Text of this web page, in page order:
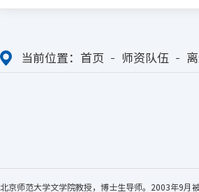
当前位置： 首页 师资队伍
北京师范大学文学院教授，博士生导师。2003年9月